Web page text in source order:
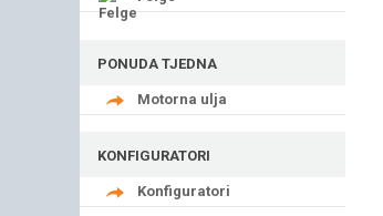
PONUDA TJEDNA
Motorna ulja
KONFIGURATORI
Konfiguratori